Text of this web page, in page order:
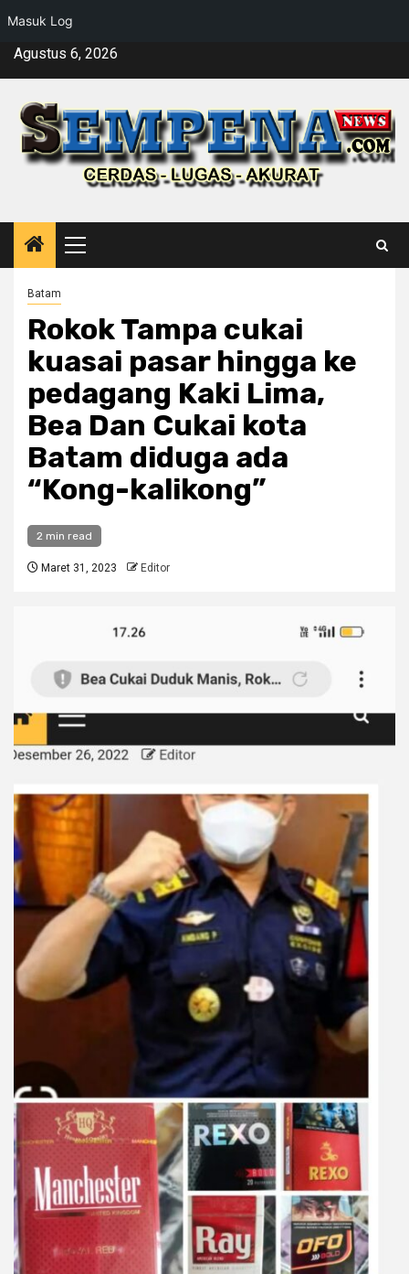
Masuk Log
SkipAgustus 6, 2026
Primary
Menu
Batam
Rokok Tampa cukai
kuasai pasar hingga ke
pedagang Kaki Lima,
Bea Dan Cukai kota
Batam diduga ada
“Kong-kalikong”
2 min read
Maret 31, 2023 Editor